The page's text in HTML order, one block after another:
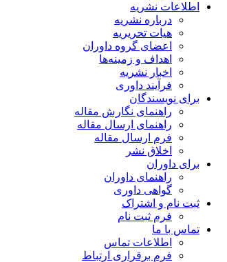
اطلاعات نشریه
درباره نشریه
هیات تحریریه
اعضای گروه داوران
اهداف و زمینه‌ها
اخبار نشریه
فرآیند داوری
برای نویسندگان
راهنمای نگارش مقاله
راهنمای ارسال مقاله
فرم ارسال مقاله
اخلاق نشر
برای داوران
راهنمای داوران
گواهی داوری
ثبت نام و اشتراک
فرم ثبت نام
تماس با ما
اطلاعات تماس
فرم برقراری ارتباط